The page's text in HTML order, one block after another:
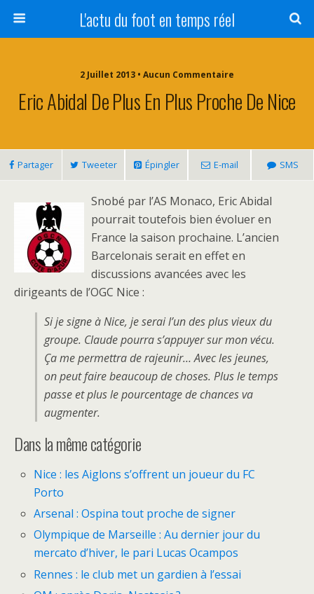
L'actu du foot en temps réel
2 Juillet 2013 • Aucun Commentaire
Eric Abidal De Plus En Plus Proche De Nice
Partager Tweeter Épingler E-mail SMS
Snobé par l’AS Monaco, Eric Abidal
pourrait toutefois bien évoluer en
France la saison prochaine. L’ancien
Barcelonais serait en effet en
discussions avancées avec les
dirigeants de l’OGC Nice :
Si je signe à Nice, je serai l’un des plus vieux du
groupe. Claude pourra s’appuyer sur mon vécu.
Ça me permettra de rajeunir… Avec les jeunes,
on peut faire beaucoup de choses. Plus le temps
passe et plus le pourcentage de chances va
augmenter.
Dans la même catégorie
Nice : les Aiglons s’offrent un joueur du FC
Porto
Arsenal : Ospina tout proche de signer
Olympique de Marseille : Au dernier jour du
mercato d’hiver, le pari Lucas Ocampos
Rennes : le club met un gardien à l’essai